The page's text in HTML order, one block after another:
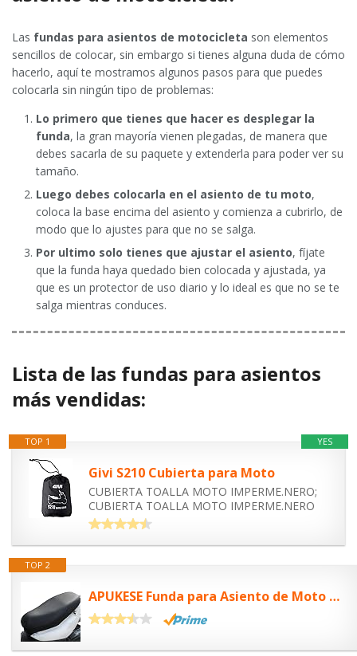
Las fundas para asientos de motocicleta son elementos
sencillos de colocar, sin embargo si tienes alguna duda de cómo
hacerlo, aquí te mostramos algunos pasos para que puedes
colocarla sin ningún tipo de problemas:
Lo primero que tienes que hacer es desplegar la
funda, la gran mayoría vienen plegadas, de manera que
debes sacarla de su paquete y extenderla para poder ver su
tamaño.
Luego debes colocarla en el asiento de tu moto,
coloca la base encima del asiento y comienza a cubrirlo, de
modo que lo ajustes para que no se salga.
Por ultimo solo tienes que ajustar el asiento, fíjate
que la funda haya quedado bien colocada y ajustada, ya
que es un protector de uso diario y lo ideal es que no se te
salga mientras conduces.
Lista de las fundas para asientos
más vendidas:
YES
TOP 1
Givi S210 Cubierta para Moto
CUBIERTA TOALLA MOTO IMPERME.NERO;
CUBIERTA TOALLA MOTO IMPERME.NERO
TOP 2
APUKESE Funda para Asiento de Moto Impermeable y Universal, Piel elástica,...